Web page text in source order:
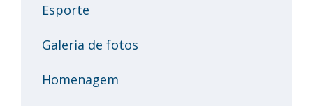
Esporte
Galeria de fotos
Homenagem